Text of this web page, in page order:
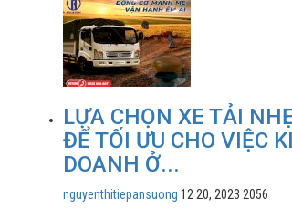
LỰA CHỌN XE TẢI
ĐỂ TỐI ƯU CHO VIỆC
DOANH Ở...
nguyenthitiepansuong 12 20, 2023 2056